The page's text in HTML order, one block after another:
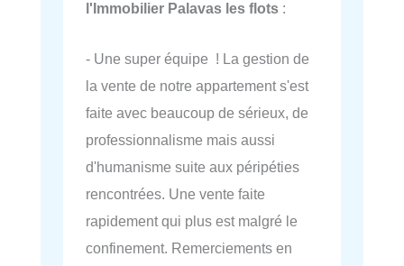
l'Immobilier Palavas les flots :
- Une super équipe ! La gestion de
la vente de notre appartement s'est
faite avec beaucoup de sérieux, de
professionnalisme mais aussi
d'humanisme suite aux péripéties
rencontrées. Une vente faite
rapidement qui plus est malgré le
confinement. Remerciements en